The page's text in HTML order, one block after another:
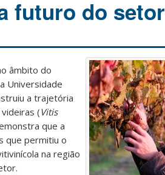
futuro do setor
âmbito do
Universidade
a trajetória
(Vitis
que a
que permitiu o
na região